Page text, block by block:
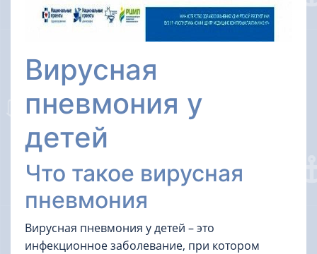
Вирусная
пневмония у
детей
Что такое вирусная
пневмония
Вирусная пневмония у детей – это
инфекционное заболевание, при котором